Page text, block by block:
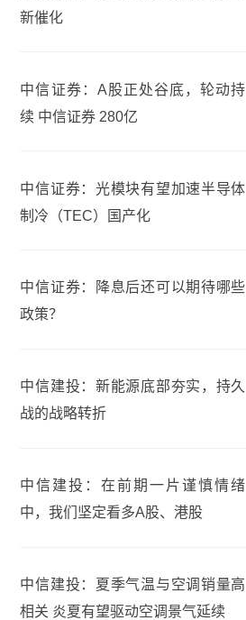
新催化
中信证券：A股正处谷底，轮动持
续 中信证券 280亿
中信证券：光模块有望加速半导体
制冷（TEC）国产化
中信证券：降息后还可以期待哪些
政策？
中信建投：新能源底部夯实，持久
战的战略转折
中信建投：在前期一片谨慎情绪
中，我们坚定看多A股、港股
中信建投：夏季气温与空调销量高
相关 炎夏有望驱动空调景气延续